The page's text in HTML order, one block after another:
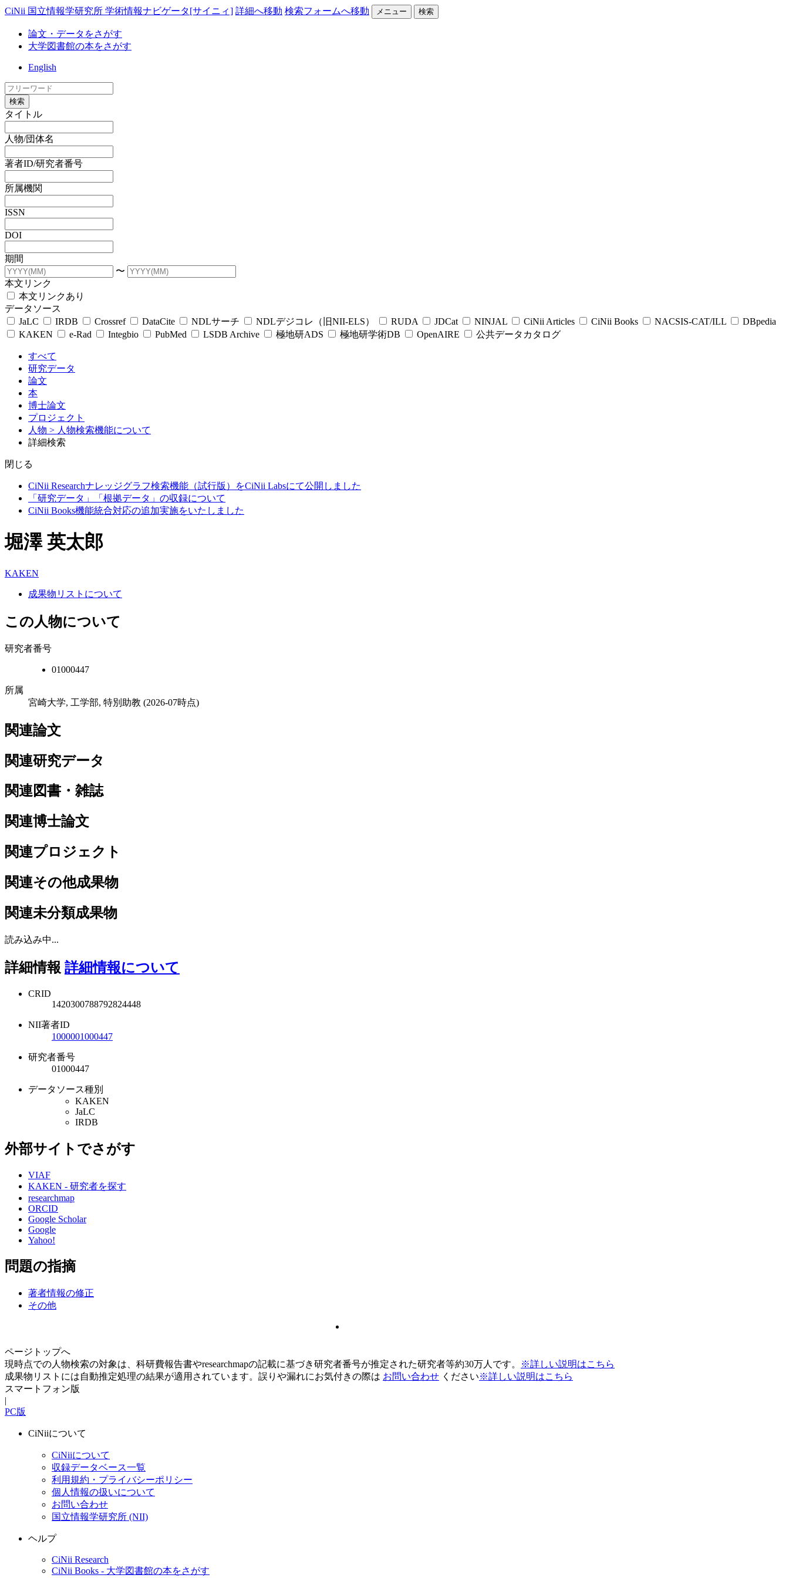
CiNii 国立情報学研究所 学術情報ナビゲータ[サイニィ] 詳細へ移動 検索フォームへ移動 メニュー 検索
論文・データをさがす
大学図書館の本をさがす
English
検索
タイトル
人物/団体名
著者ID/研究者番号
所属機関
ISSN
DOI
期間
〜
本文リンク
本文リンクあり
データソース
JaLC
IRDB Crossref DataCite NDLサーチ NDLデジコレ（旧NII-ELS） RUDA JDCat NINJAL CiNii Articles CiNii Books NACSIS-CAT/ILL
DBpedia
KAKEN
e-Rad Integbio PubMed LSDB Archive 極地研ADS 極地研学術DB OpenAIRE 公共データカタログ
すべて
研究データ
論文
本
博士論文
プロジェクト
人物 > 人物検索機能について
詳細検索
閉じる
CiNii Researchナレッジグラフ検索機能（試行版）をCiNii Labsにて公開しました
「研究データ」「根拠データ」の収録について
CiNii Books機能統合対応の追加実施をいたしました
堀澤 英太郎
KAKEN
成果物リストについて
この人物について
研究者番号
01000447
所属
宮崎大学, 工学部, 特別助教 (2026-07時点)
関連論文
関連研究データ
関連図書・雑誌
関連博士論文
関連プロジェクト
関連その他成果物
関連未分類成果物
読み込み中...
詳細情報 詳細情報について
CRID
1420300788792824448
NII著者ID
1000001000447
研究者番号
01000447
データソース種別
KAKEN
JaLC
IRDB
外部サイトでさがす
VIAF
KAKEN - 研究者を探す
researchmap
ORCID
Google Scholar
Google
Yahoo!
問題の指摘
著者情報の修正
その他
ページトップへ
現時点での人物検索の対象は、科研費報告書やresearchmapの記載に基づき研究者番号が推定された研究者等約30万人です。
※詳しい説明はこちら
成果物リストには自動推定処理の結果が適用されています。誤りや漏れにお気付きの際は お問い合わせ ください※詳しい説明はこちら
スマートフォン版
|
PC版
CiNiiについて
CiNiiについて
収録データベース一覧
利用規約・プライバシーポリシー
個人情報の扱いについて
お問い合わせ
国立情報学研究所 (NII)
ヘルプ
CiNii Research
CiNii Books - 大学図書館の本をさがす